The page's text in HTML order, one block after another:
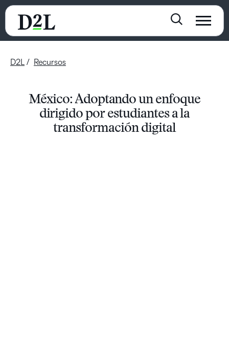
D2L Recursos
México: Adoptando un enfoque
dirigido por estudiantes a la
transformación digital